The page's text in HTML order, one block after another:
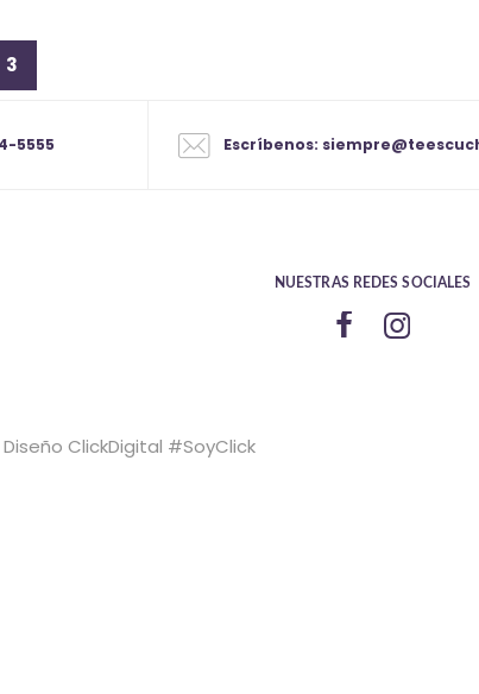
3
5555 Escríbenos:
NUESTRAS REDES SOCIALES
ClickDigital #SoyClick